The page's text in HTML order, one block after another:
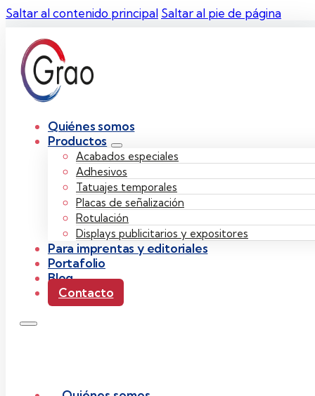
Saltar al contenido principal Saltar al pie de página
Quiénes somos
Productos
Acabados especiales
Adhesivos
Tatuajes temporales
Placas de señalización
Rotulación
Displays publicitarios y expositores
Para imprentas y editoriales
Portafolio
Blog
Contacto